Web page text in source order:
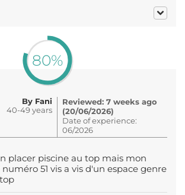
80%
By Fani
40-49 years
Reviewed: 7 weeks ago
(20/06/2026)
Date of experience:
06/2026
placer piscine au top mais mon
51 vis a vis d'un espace genre